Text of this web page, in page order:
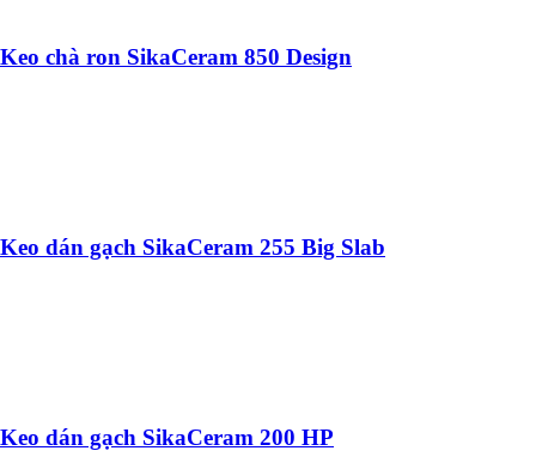
Keo chà ron SikaCeram 850 Design
Keo dán gạch SikaCeram 255 Big Slab
Keo dán gạch SikaCeram 200 HP